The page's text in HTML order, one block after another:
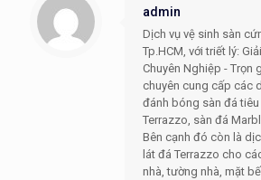
admin
Dịch vụ vệ sinh sàn
Tp.HCM, với triết lý:
Chuyên Nghiệp - Trọn
chuyên cung cấp các
đánh bóng sàn đá
Terrazzo, sàn đá
Bên cạnh đó còn là
lát đá Terrazzo cho
nhà, tường nhà, mặt